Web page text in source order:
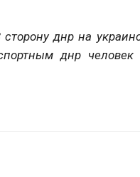
днр на
днр человек